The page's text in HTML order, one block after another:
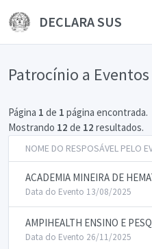
DECLARA SUS
Patrocínio a
Página 1 de 1 página encontrada.
Mostrando 12 de 12 resultados.
NOME DO RESPOSÁVEL PELO
ACADEMIA MINEIRA DE
Data do Evento 13/08/2025
AMPIHEALTH ENSINO E
Data do Evento 26/11/2025